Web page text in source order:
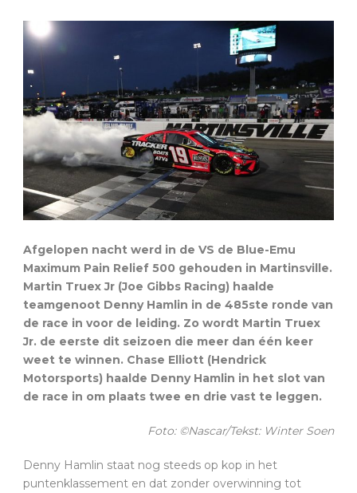
Afgelopen nacht werd in de VS de Blue-Emu
Maximum Pain Relief 500 gehouden in Martinsville.
Martin Truex Jr (Joe Gibbs Racing) haalde
teamgenoot Denny Hamlin in de 485ste ronde van
de race in voor de leiding. Zo wordt Martin Truex
Jr. de eerste dit seizoen die meer dan één keer
weet te winnen. Chase Elliott (Hendrick
Motorsports) haalde Denny Hamlin in het slot van
de race in om plaats twee en drie vast te leggen.
Foto: ©Nascar/Tekst: Winter Soen
Denny Hamlin staat nog steeds op kop in het
puntenklassement en dat zonder overwinning tot